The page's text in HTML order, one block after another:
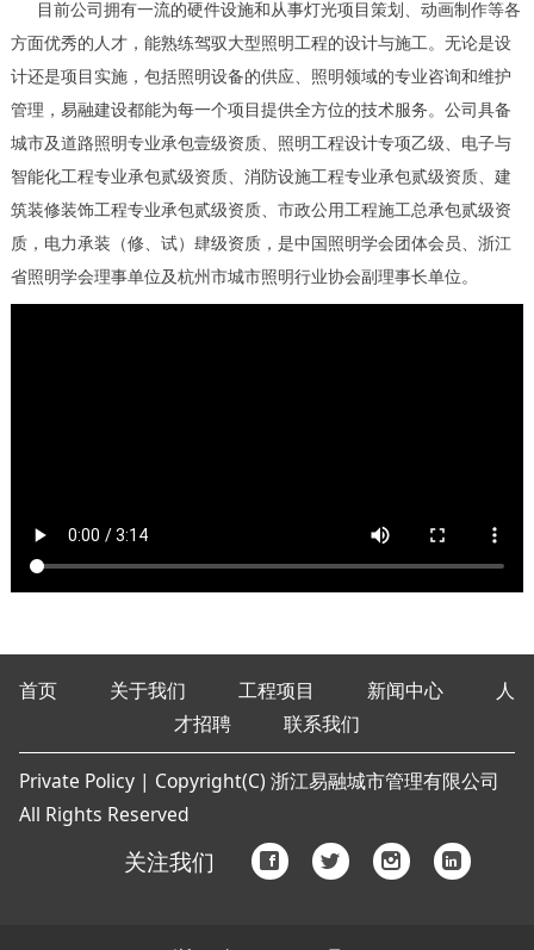
目前公司拥有一流的硬件设施和从事灯光项目策划、动画制作等各
方面优秀的人才，能熟练驾驭大型照明工程的设计与施工。无论是设
计还是项目实施，包括照明设备的供应、照明领域的专业咨询和维护
管理，易融建设都能为每一个项目提供全方位的技术服务。公司具备
城市及道路照明专业承包壹级资质、照明工程设计专项乙级、电子与
智能化工程专业承包贰级资质、消防设施工程专业承包贰级资质、建
筑装修装饰工程专业承包贰级资质、市政公用工程施工总承包贰级资
质，电力承装（修、试）肆级资质，是中国照明学会团体会员、浙江
省照明学会理事单位及杭州市城市照明行业协会副理事长单位。
首页 关于我们 工程项目 新闻中心
人
才招聘
联系我们
Private Policy | Copyright(C) 浙江易融城市管理有限公司
All Rights Reserved
关注我们